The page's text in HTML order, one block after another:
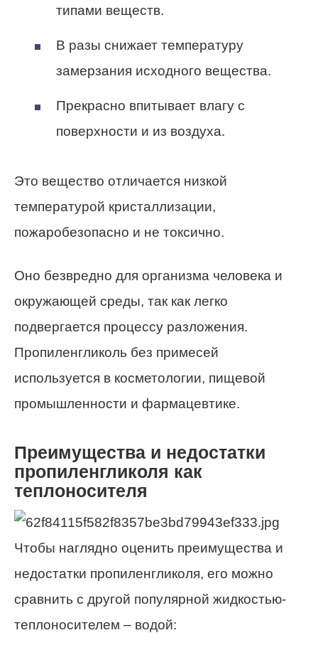
типами веществ.
В разы снижает температуру
замерзания исходного вещества.
Прекрасно впитывает влагу с
поверхности и из воздуха.
Это вещество отличается низкой
температурой кристаллизации,
пожаробезопасно и не токсично.
Оно безвредно для организма человека и
окружающей среды, так как легко
подвергается процессу разложения.
Пропиленгликоль без примесей
используется в косметологии, пищевой
промышленности и фармацевтике.
Преимущества и недостатки
пропиленгликоля как
теплоносителя
Чтобы наглядно оценить преимущества и
недостатки пропиленгликоля, его можно
сравнить с другой популярной жидкостью-
теплоносителем – водой: